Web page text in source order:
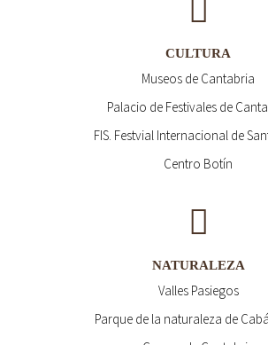
CULTURA
Museos de Cantabria
Palacio de Festivales de
FIS. Festvial Internacional de
Centro Botín
NATURALEZA
Valles Pasiegos
Parque de la naturaleza de